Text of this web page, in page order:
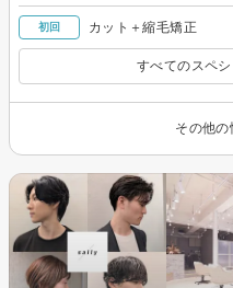
初回 カット＋縮毛矯正
すべてのスペ
その他の